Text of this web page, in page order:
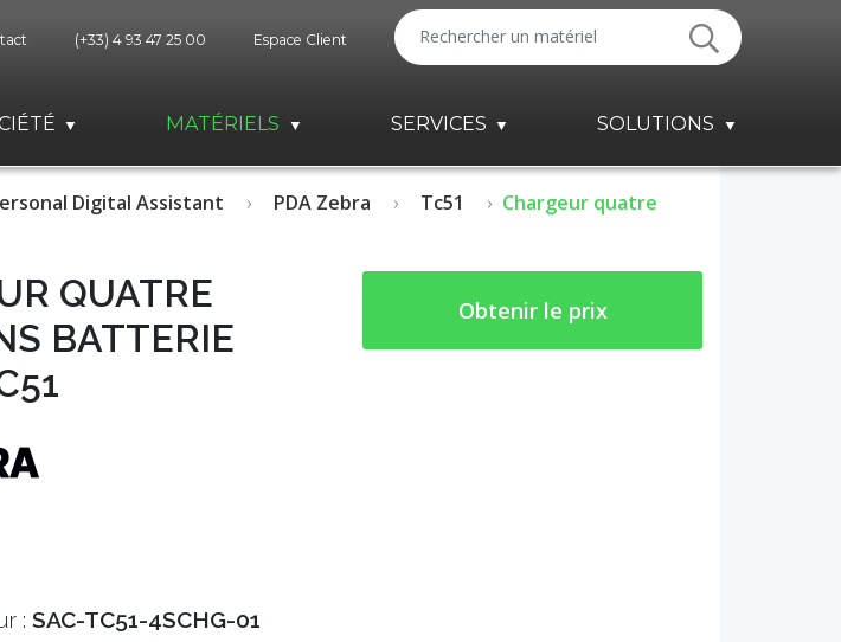
(+33) 4 93 47 25 00 Espace Client
MATÉRIELS SERVICES SOLUTIONS
Digital Assistant PDA Zebra Tc51
Chargeur quatre
QUATRE
BATTERIE
Obtenir le prix
: SAC-TC51-4SCHG-01